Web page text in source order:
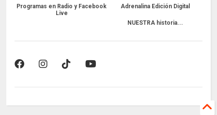
Programas en Radio y Facebook
Live
Adrenalina Edición Digital
NUESTRA historia...